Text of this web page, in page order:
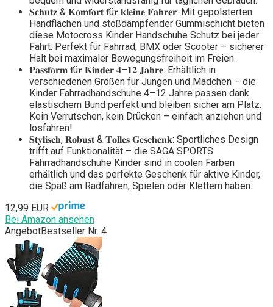
𝐒𝐜𝐡𝐮𝐭𝐳 & 𝐊𝐨𝐦𝐟𝐨𝐫𝐭 𝐟ü𝐫 𝐤𝐥𝐞𝐢𝐧𝐞 𝐅𝐚𝐡𝐫𝐞𝐫: Mit gepolsterten
Handflächen und stoßdämpfender Gummischicht bieten
diese Motocross Kinder Handschuhe Schutz bei jeder
Fahrt. Perfekt für Fahrrad, BMX oder Scooter – sicherer
Halt bei maximaler Bewegungsfreiheit im Freien.
𝐏𝐚𝐬𝐬𝐟𝐨𝐫𝐦 𝐟ü𝐫 𝐊𝐢𝐧𝐝𝐞𝐫 𝟒–𝟏𝟐 𝐉𝐚𝐡𝐫𝐞: Erhältlich in
verschiedenen Größen für Jungen und Mädchen – die
Kinder Fahrradhandschuhe 4–12 Jahre passen dank
elastischem Bund perfekt und bleiben sicher am Platz.
Kein Verrutschen, kein Drücken – einfach anziehen und
losfahren!
𝐒𝐭𝐲𝐥𝐢𝐬𝐜𝐡, 𝐑𝐨𝐛𝐮𝐬𝐭 & 𝐓𝐨𝐥𝐥𝐞𝐬 𝐆𝐞𝐬𝐜𝐡𝐞𝐧𝐤: Sportliches Design
trifft auf Funktionalität – die SAGA SPORTS
Fahrradhandschuhe Kinder sind in coolen Farben
erhältlich und das perfekte Geschenk für aktive Kinder,
die Spaß am Radfahren, Spielen oder Klettern haben.
12,99 EUR
Bei Amazon ansehen
AngebotBestseller Nr. 4